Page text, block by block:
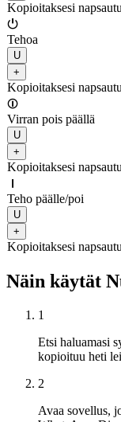
Kopioitaksesi
⏻
Tehoa
U
+
Kopioitaksesi
⏼
Virran pois päällä
U
+
Kopioitaksesi
⏽
Teho päälle/poi
U
+
Kopioitaksesi
Näin käytät
1
Etsi haluamasi
kopioituu heti
2
Avaa sovellus,